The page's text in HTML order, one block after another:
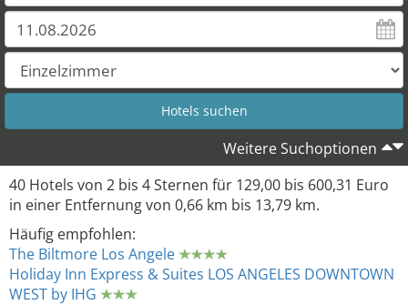
Weitere Suchoptionen
40 Hotels von 2 bis 4 Sternen für 129,00 bis 600,31 Euro
in einer Entfernung von 0,66 km bis 13,79 km.
Häufig empfohlen:
The Biltmore Los Angele
Holiday Inn Express & Suites LOS ANGELES DOWNTOWN
WEST by IHG